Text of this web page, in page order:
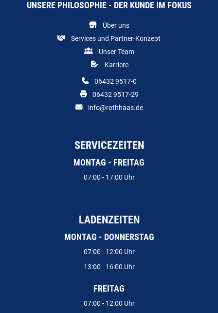
UNSERE PHILOSOPHIE - DER KUNDE IM FOKUS
Über uns
Services und Partner-Konzept
Unser Team
Karriere
06432 9517-0
06432 9517-29
info@rothhaas.de
SERVICEZEITEN
MONTAG - FREITAG
07:00 - 17:00 Uhr
LADENZEITEN
MONTAG - DONNERSTAG
07:00 - 12:00 Uhr
13:00 - 16:00 Uhr
FREITAG
07:00 - 12:00 Uhr